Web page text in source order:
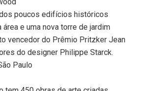
poucos edifícios históricos
e uma nova torre de jardim
vencedor do Prêmio Pritzker Jean
do designer Philippe Starck.
Paulo